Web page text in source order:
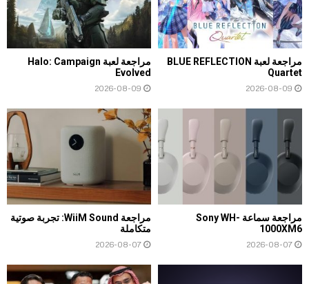
مراجعة لعبة BLUE REFLECTION
Quartet
2026-08-09
مراجعة لعبة Halo: Campaign
Evolved
2026-08-09
مراجعة سماعة Sony WH-
1000XM6
2026-08-07
مراجعة WiiM Sound: تجربة صوتية
متكاملة
2026-08-07